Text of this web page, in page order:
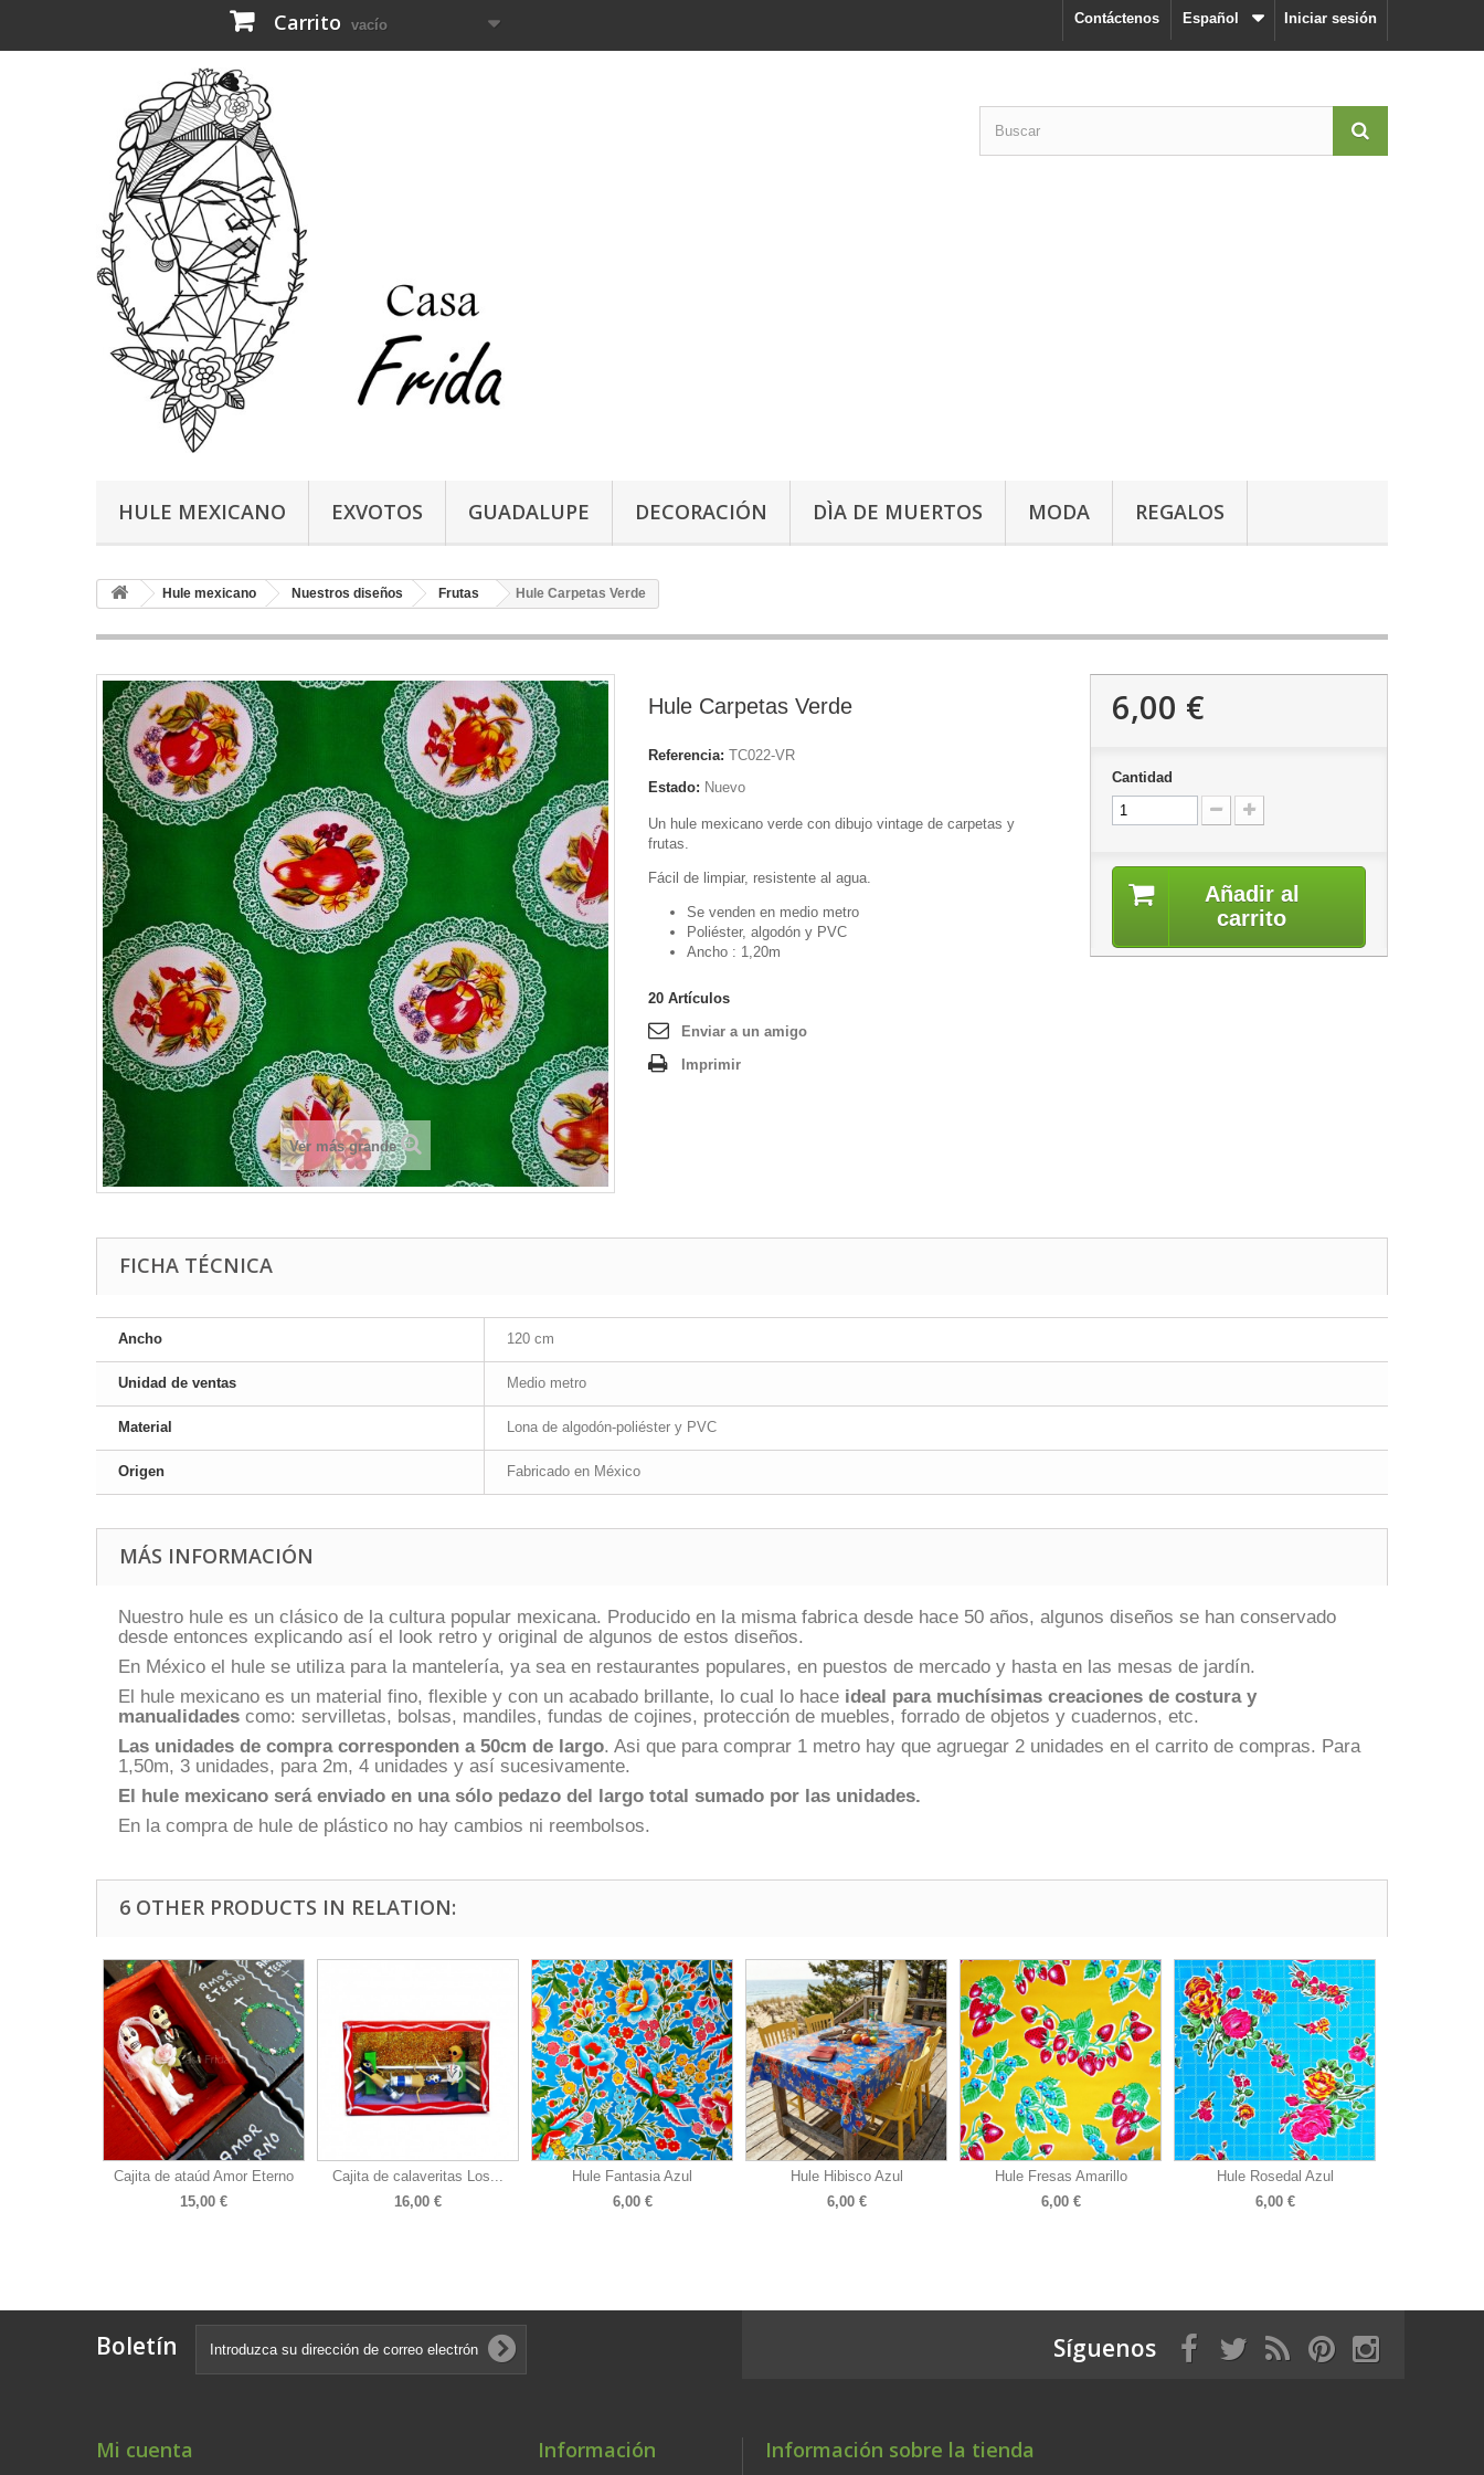
Iniciar sesión
Español
Contáctenos
Carrito vacío
HULE MEXICANO EXVOTOS GUADALUPE DECORACIÓN DÌA DE MUERTOS MODA REGALOS
Hule mexicano Nuestros diseños Frutas Hule Carpetas Verde
Ver más grande
Hule Carpetas Verde
Referencia: TC022-VR
Estado: Nuevo
Un hule mexicano verde con dibujo vintage de carpetas y
frutas.
Fácil de limpiar, resistente al agua.
Se venden en medio metro
Poliéster, algodón y PVC
Ancho : 1,20m
20 Artículos
Enviar a un amigo
Imprimir
6,00 €
Cantidad
Añadir al
carrito
FICHA TÉCNICA
Ancho 120 cm
Unidad de ventas Medio metro
Material Lona de algodón-poliéster y PVC
Origen Fabricado en México
MÁS INFORMACIÓN
Nuestro hule es un clásico de la cultura popular mexicana. Producido en la misma fabrica desde hace 50 años, algunos diseños se han conservado
desde entonces explicando así el look retro y original de algunos de estos diseños.
En México el hule se utiliza para la mantelería, ya sea en restaurantes populares, en puestos de mercado y hasta en las mesas de jardín.
El hule mexicano es un material fino, flexible y con un acabado brillante, lo cual lo hace ideal para muchísimas creaciones de costura y
manualidades como: servilletas, bolsas, mandiles, fundas de cojines, protección de muebles, forrado de objetos y cuadernos, etc.
Las unidades de compra corresponden a 50cm de largo. Asi que para comprar 1 metro hay que agruegar 2 unidades en el carrito de compras. Para
1,50m, 3 unidades, para 2m, 4 unidades y así sucesivamente.
El hule mexicano será enviado en una sólo pedazo del largo total sumado por las unidades.
En la compra de hule de plástico no hay cambios ni reembolsos.
6 OTHER PRODUCTS IN RELATION:
Cajita de ataúd Amor Eterno
15,00 €
Cajita de calaveritas Los...
16,00 €
Hule Fantasia Azul
6,00 €
Hule Hibisco Azul
6,00 €
Hule Fresas Amarillo
6,00 €
Hule Rosedal Azul
6,00 €
Boletín Síguenos
Mi cuenta Información Información sobre la tienda